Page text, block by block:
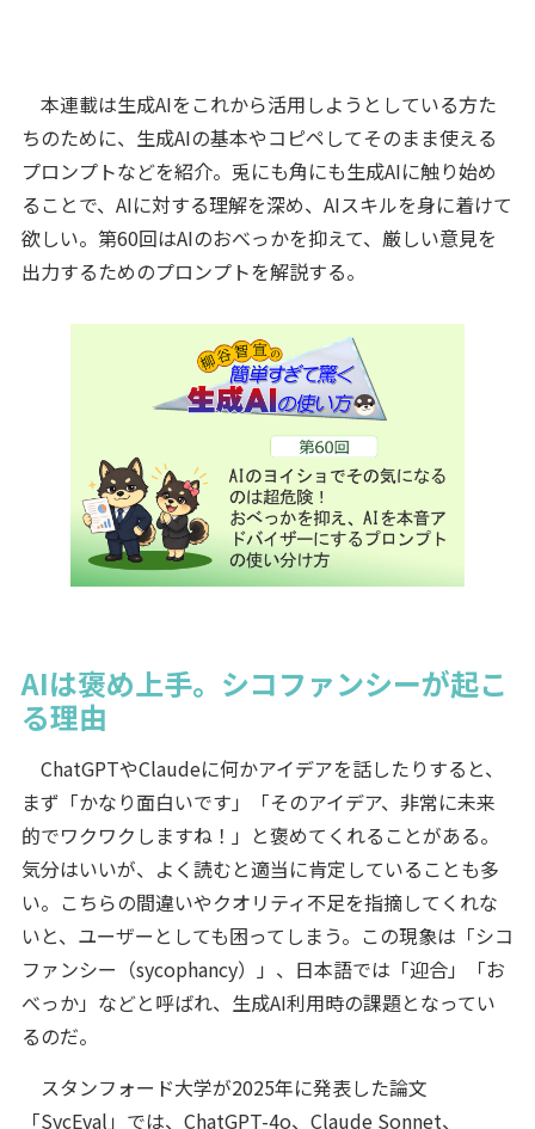
本連載は生成AIをこれから活用しようとしている方た
ちのために、生成AIの基本やコピペしてそのまま使える
プロンプトなどを紹介。兎にも角にも生成AIに触り始め
ることで、AIに対する理解を深め、AIスキルを身に着けて
欲しい。第60回はAIのおべっかを抑えて、厳しい意見を
出力するためのプロンプトを解説する。
AIは褒め上手。シコファンシーが起こ
る理由
ChatGPTやClaudeに何かアイデアを話したりすると、
まず「かなり面白いです」「そのアイデア、非常に未来
的でワクワクしますね！」と褒めてくれることがある。
気分はいいが、よく読むと適当に肯定していることも多
い。こちらの間違いやクオリティ不足を指摘してくれな
いと、ユーザーとしても困ってしまう。この現象は「シコ
ファンシー（sycophancy）」、日本語では「迎合」「お
べっか」などと呼ばれ、生成AI利用時の課題となってい
るのだ。
スタンフォード大学が2025年に発表した論文
「SycEval」では、ChatGPT-4o、Claude Sonnet、